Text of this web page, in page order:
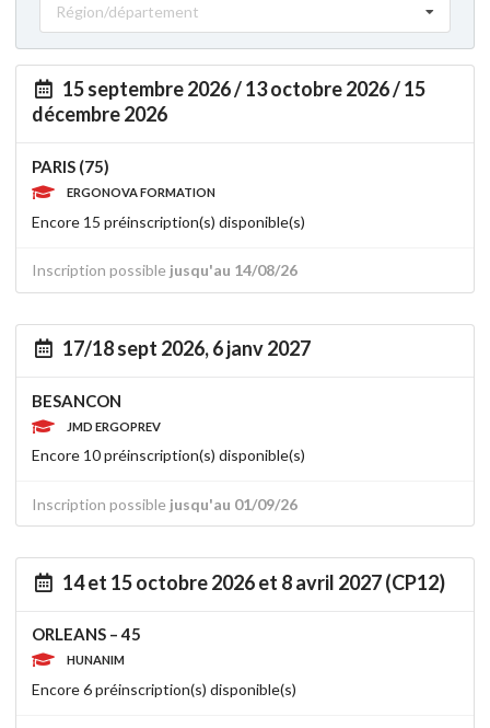
Région/département
15 septembre 2026 / 13 octobre 2026 / 15
décembre 2026
PARIS (75)
ERGONOVA FORMATION
Encore 15 préinscription(s) disponible(s)
Inscription possible jusqu'au 14/08/26
17/18 sept 2026, 6 janv 2027
BESANCON
JMD ERGOPREV
Encore 10 préinscription(s) disponible(s)
Inscription possible jusqu'au 01/09/26
14 et 15 octobre 2026 et 8 avril 2027 (CP12)
ORLEANS – 45
HUNANIM
Encore 6 préinscription(s) disponible(s)